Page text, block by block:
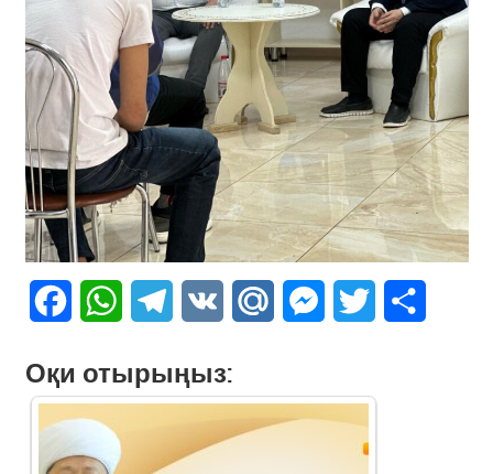
FacebookWhatsAppTelegram
VK Mail.Ru Messenger
Twitter
Оқи отырыңыз: